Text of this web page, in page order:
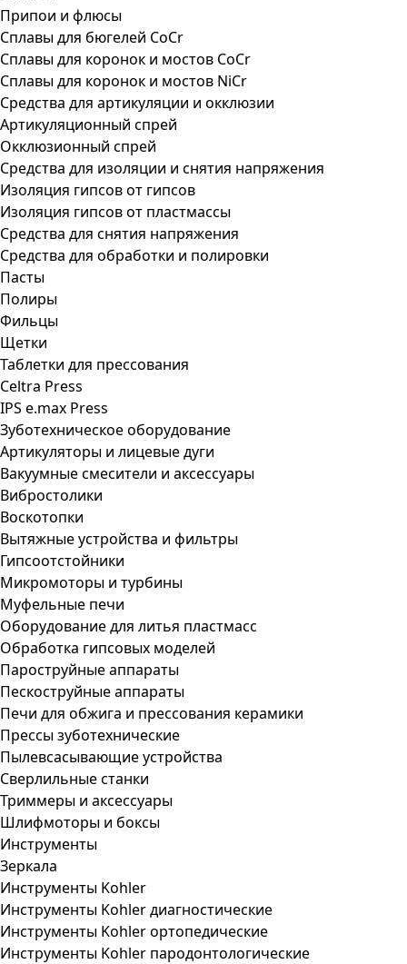
Припои и флюсы
Сплавы для бюгелей CoCr
Сплавы для коронок и мостов CoCr
Сплавы для коронок и мостов NiCr
Средства для артикуляции и окклюзии
Артикуляционный спрей
Окклюзионный спрей
Средства для изоляции и снятия напряжения
Изоляция гипсов от гипсов
Изоляция гипсов от пластмассы
Средства для снятия напряжения
Средства для обработки и полировки
Пасты
Полиры
Фильцы
Щетки
Таблетки для прессования
Celtra Press
IPS e.max Press
Зуботехническое оборудование
Артикуляторы и лицевые дуги
Вакуумные смесители и аксессуары
Вибростолики
Воскотопки
Вытяжные устройства и фильтры
Гипсоотстойники
Микромоторы и турбины
Муфельные печи
Оборудование для литья пластмасс
Обработка гипсовых моделей
Пароструйные аппараты
Пескоструйные аппараты
Печи для обжига и прессования керамики
Прессы зуботехнические
Пылевсасывающие устройства
Сверлильные станки
Триммеры и аксессуары
Шлифмоторы и боксы
Инструменты
Зеркала
Инструменты Kohler
Инструменты Kohler диагностические
Инструменты Kohler ортопедические
Инструменты Kohler пародонтологические